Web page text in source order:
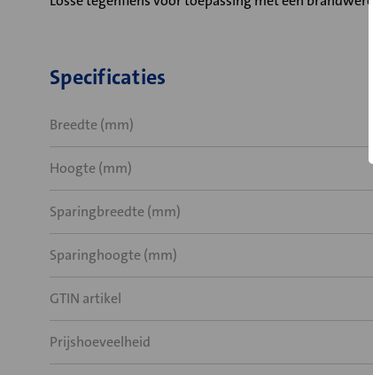
Specificaties
Breedte (mm)
Hoogte (mm)
Sparingbreedte (mm)
Sparinghoogte (mm)
GTIN artikel
Prijshoeveelheid